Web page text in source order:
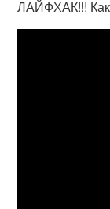
ЛАЙФХАК!!! Как